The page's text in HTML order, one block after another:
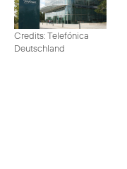
Credits: Telefónica
Deutschland